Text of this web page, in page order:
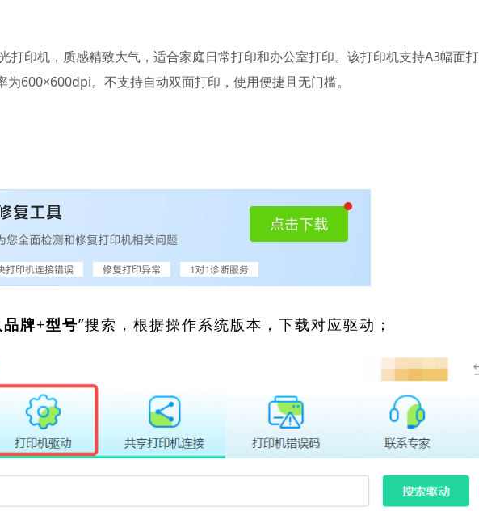
打印机，质感精致大气，适合家庭日常打印和办公室打印。该打印机支持A3幅面打
600×600dpi。不支持自动双面打印，使用便捷且无门槛。
品牌+型号”搜索，根据操作系统版本，下载对应驱动；